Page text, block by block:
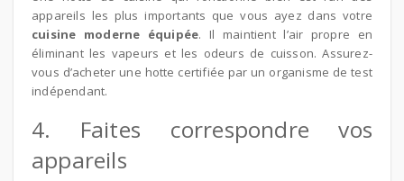
appareils les plus importants que vous ayez dans votre
cuisine moderne équipée. Il maintient l’air propre en
éliminant les vapeurs et les odeurs de cuisson. Assurez-
vous d’acheter une hotte certifiée par un organisme de test
indépendant.
4. Faites correspondre vos
appareils